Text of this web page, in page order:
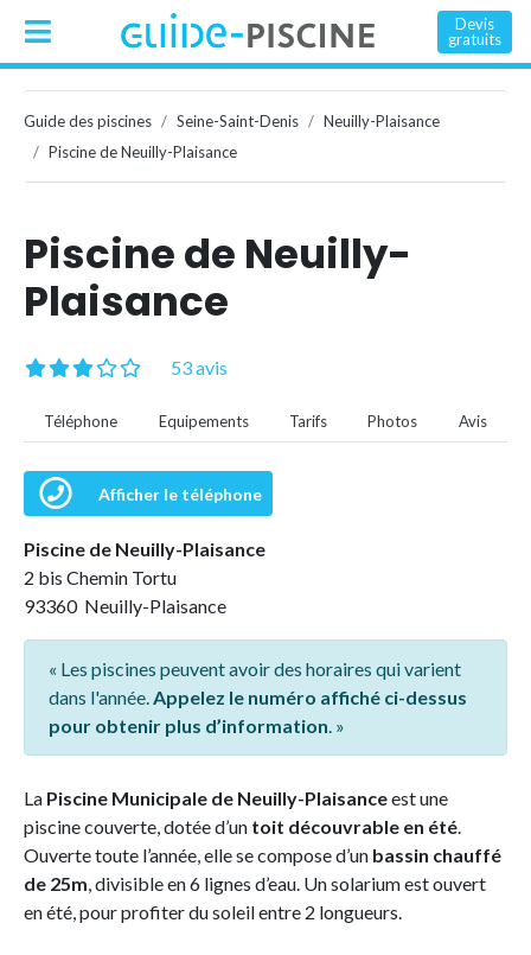
Devis
gratuits
Guide des piscines Seine-Saint-Denis
Neuilly-Plaisance
Piscine de Neuilly-Plaisance
Piscine de Neuilly-
Plaisance
53 avis
Téléphone Equipements Tarifs Photos Avis
Afficher le téléphone
Piscine de Neuilly-Plaisance
2 bis Chemin Tortu
93360 Neuilly-Plaisance
« Les piscines peuvent avoir des horaires qui varient
dans l'année.Appelez le numéro affiché ci-dessus
pour obtenir plus d’information. »
La Piscine Municipale de Neuilly-Plaisanceest une
piscine couverte, dotée d’un toit découvrable en été.
Ouverte toute l’année, elle se compose d’un bassin chauffé
de 25m, divisible en 6 lignes d’eau. Un solarium est ouvert
en été, pour profiter du soleil entre 2 longueurs.